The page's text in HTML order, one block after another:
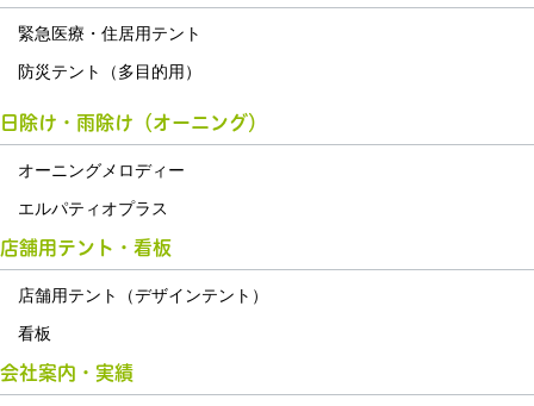
緊急医療・住居用テント
防災テント（多目的用）
日除け・雨除け（オーニング）
オーニングメロディー
エルパティオプラス
店舗用テント・看板
店舗用テント（デザインテント）
看板
会社案内・実績